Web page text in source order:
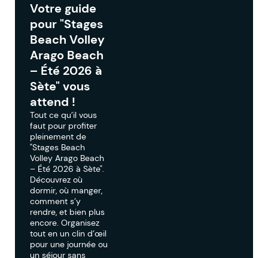
Votre guide
pour "Stages
Beach Volley
Arago Beach
– Été 2026 à
Sète" vous
attend !
Tout ce qu’il vous
faut pour profiter
pleinement de
"Stages Beach
Volley Arago Beach
– Été 2026 à Sète".
Découvrez où
dormir, où manger,
comment s’y
rendre, et bien plus
encore. Organisez
tout en un clin d’œil
pour une journée ou
un séjour sans